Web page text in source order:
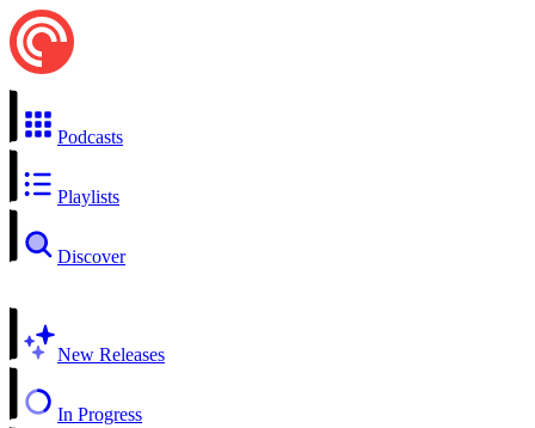
Podcasts
Playlists
Discover
New Releases
In Progress